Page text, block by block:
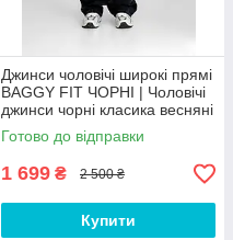
Джинси чоловічі широкі прямі
BAGGY FIT ЧОРНІ‎ | Чоловічі
джинси чорні класика весняні
осінні Baggy
Готово до відправки
1 699 ₴ 2 500 ₴
Купити